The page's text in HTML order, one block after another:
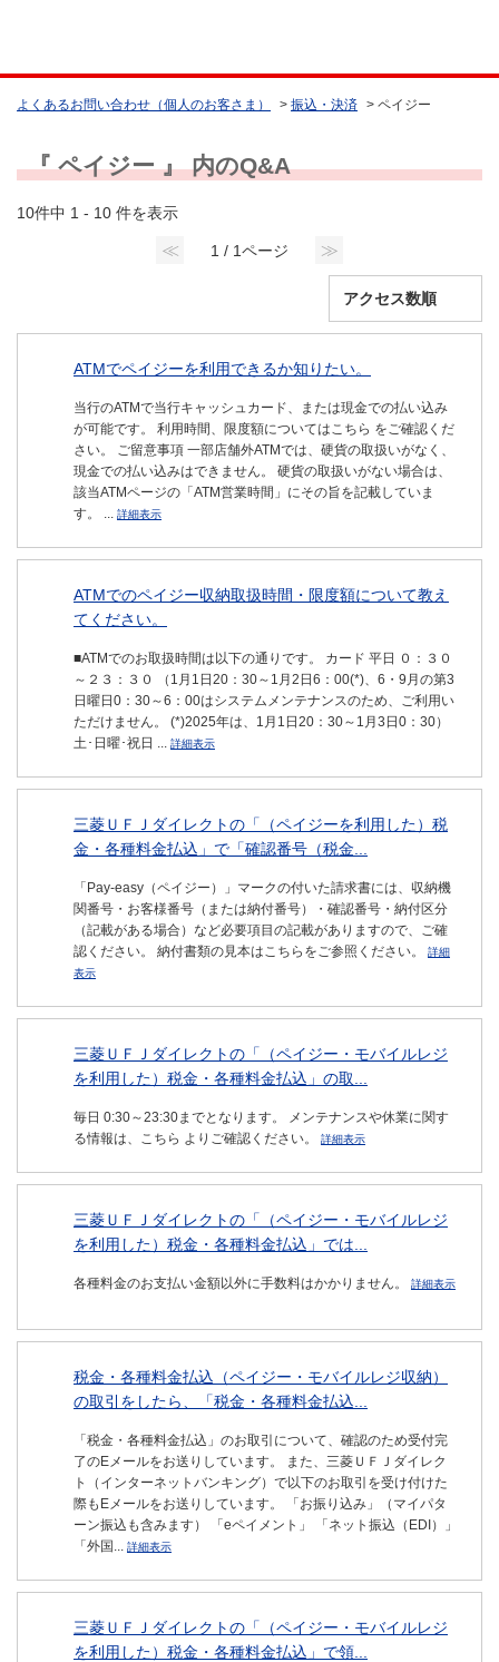
よくあるお問い合わせ（個人のお客さま） > 振込・決済 > ペイジー
『 ペイジー 』 内のQ&A
10件中 1 - 10 件を表示
≪ 1 / 1ページ ≫
ATMでペイジーを利用できるか知りたい。
当行のATMで当行キャッシュカード、または現金での払い込み
が可能です。 利用時間、限度額についてはこちら をご確認くだ
さい。 ご留意事項 一部店舗外ATMでは、硬貨の取扱いがなく、
現金での払い込みはできません。 硬貨の取扱いがない場合は、
該当ATMページの「ATM営業時間」にその旨を記載していま
す。 ... 詳細表示
ATMでのペイジー収納取扱時間・限度額について教え
てください。
■ATMでのお取扱時間は以下の通りです。 カード 平日 ０：３０
～２３：３０ （1月1日20：30～1月2日6：00(*)、6・9月の第3
日曜日0：30～6：00はシステムメンテナンスのため、ご利用い
ただけません。 (*)2025年は、1月1日20：30～1月3日0：30）
土･日曜･祝日 ... 詳細表示
三菱ＵＦＪダイレクトの「（ペイジーを利用した）税
金・各種料金払込」で「確認番号（税金...
「Pay-easy（ペイジー）」マークの付いた請求書には、収納機
関番号・お客様番号（または納付番号）・確認番号・納付区分
（記載がある場合）など必要項目の記載がありますので、ご確
認ください。 納付書類の見本はこちらをご参照ください。
詳細
表示
三菱ＵＦＪダイレクトの「（ペイジー・モバイルレジ
を利用した）税金・各種料金払込」の取...
毎日 0:30～23:30までとなります。 メンテナンスや休業に関す
る情報は、こちら よりご確認ください。
詳細表示
三菱ＵＦＪダイレクトの「（ペイジー・モバイルレジ
を利用した）税金・各種料金払込」では...
各種料金のお支払い金額以外に手数料はかかりません。 詳細表示
税金・各種料金払込（ペイジー・モバイルレジ収納）
の取引をしたら、「税金・各種料金払込...
「税金・各種料金払込」のお取引について、確認のため受付完
了のEメールをお送りしています。 また、三菱ＵＦＪダイレク
ト（インターネットバンキング）で以下のお取引を受け付けた
際もEメールをお送りしています。 「お振り込み」（マイパタ
ーン振込も含みます） 「eペイメント」 「ネット振込（EDI）」
「外国... 詳細表示
三菱ＵＦＪダイレクトの「（ペイジー・モバイルレジ
を利用した）税金・各種料金払込」で領...